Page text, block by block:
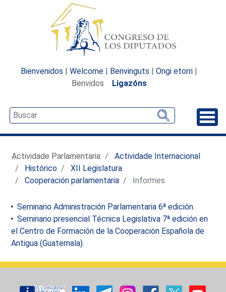
Bienvenidos | Welcome | Benvinguts | Ongi etorri |
Benvidos Ligazóns
Actividade Parlamentaria
Actividade Internacional
Histórico
XII Legislatura
Cooperación parlamentaria
Informes
Seminario Administración Parlamentaria 6ª edición.
Seminario presencial Técnica Legislativa 7ª edición en
el Centro de Formación de la Cooperación Española de
Antigua (Guatemala).